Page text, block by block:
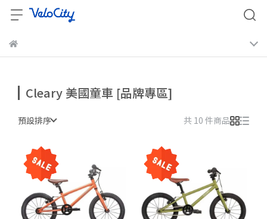
Cleary 美國童車 [品牌專區]
預設排序 共 10 件商品